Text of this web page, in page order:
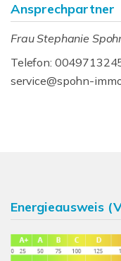
Ansprechpartner
Frau Stephanie
Telefon:
service@spohn-
Energieausweis